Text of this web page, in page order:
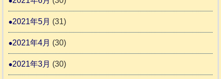
2021年5月 (31)
2021年4月 (30)
2021年3月 (30)